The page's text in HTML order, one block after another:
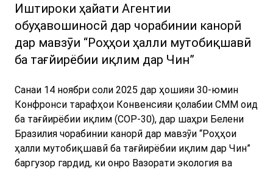
Иштироки ҳайати Агентии
обуҳавошиносӣ дар чорабинии канорӣ
дар мавзӯи “Роҳҳои ҳалли мутобиқшавӣ
ба тағйирёбии иқлим дар Чин”
Санаи 14 ноябри соли 2025 дар ҳошияи 30-юмин
Конфронси тарафҳои Конвенсияи қолабии СММ оид
ба тағйирёбии иқлим (СОР-30), дар шаҳри Белени
Бразилия чорабинии канорӣ дар мавзӯи “Роҳҳои
ҳалли мутобиқшавӣ ба тағйирёбии иқлим дар Чин”
баргузор гардид, ки онро Вазорати экология ва